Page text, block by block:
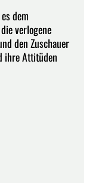
dem
verlogene
den Zuschauer
ihre Attitüden